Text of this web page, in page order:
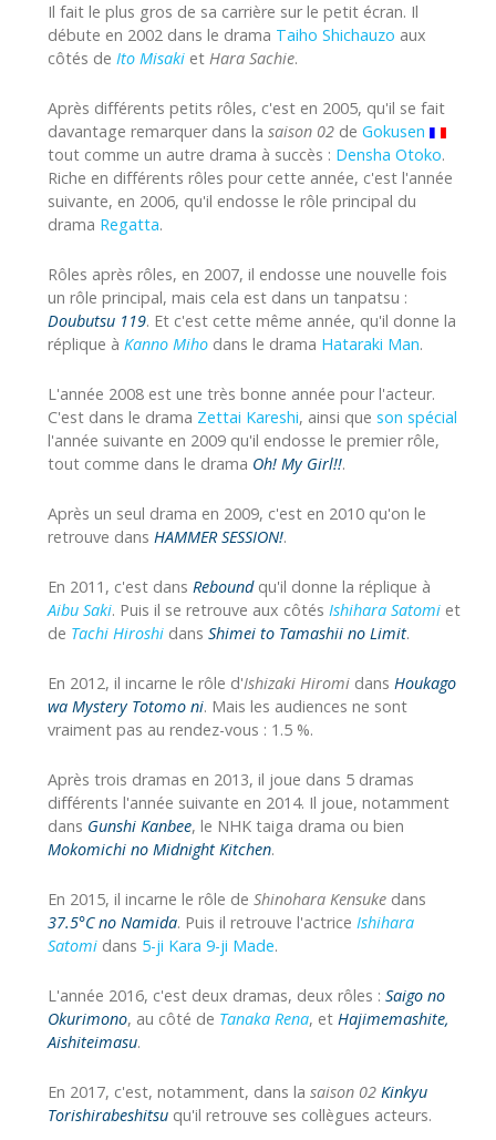
Il fait le plus gros de sa carrière sur le petit écran. Il
débute en 2002 dans le drama Taiho Shichauzo aux
côtés de Ito Misaki et Hara Sachie.
Après différents petits rôles, c'est en 2005, qu'il se fait
davantage remarquer dans la saison 02 de Gokusen
tout comme un autre drama à succès : Densha Otoko.
Riche en différents rôles pour cette année, c'est l'année
suivante, en 2006, qu'il endosse le rôle principal du
drama Regatta.
Rôles après rôles, en 2007, il endosse une nouvelle fois
un rôle principal, mais cela est dans un tanpatsu :
Doubutsu 119. Et c'est cette même année, qu'il donne la
réplique à Kanno Miho dans le drama Hataraki Man.
L'année 2008 est une très bonne année pour l'acteur.
C'est dans le drama Zettai Kareshi, ainsi que son spécial
l'année suivante en 2009 qu'il endosse le premier rôle,
tout comme dans le drama Oh! My Girl!!.
Après un seul drama en 2009, c'est en 2010 qu'on le
retrouve dans HAMMER SESSION!.
En 2011, c'est dans Reboundqu'il donne la réplique à
Aibu Saki. Puis il se retrouve aux côtés Ishihara Satomi et
de Tachi Hiroshi dans Shimei to Tamashii no Limit.
En 2012, il incarne le rôle d'Ishizaki Hiromi dans Houkago
wa Mystery Totomo ni. Mais les audiences ne sont
vraiment pas au rendez-vous : 1.5 %.
Après trois dramas en 2013, il joue dans 5 dramas
différents l'année suivante en 2014. Il joue, notamment
dans Gunshi Kanbee, le NHK taiga drama ou bien
Mokomichi no Midnight Kitchen.
En 2015, il incarne le rôle de Shinohara Kensuke dans
37.5°C no Namida. Puis il retrouve l'actrice Ishihara
Satomi dans 5-ji Kara 9-ji Made.
L'année 2016, c'est deux dramas, deux rôles : Saigo no
Okurimono, au côté de Tanaka Rena, et Hajimemashite,
Aishiteimasu.
En 2017, c'est, notamment, dans la saison 02 Kinkyu
Torishirabeshitsu qu'il retrouve ses collègues acteurs.